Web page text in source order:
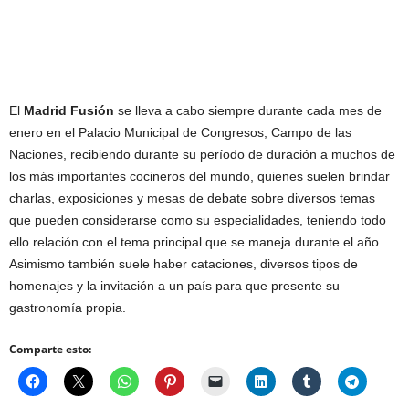
El Madrid Fusión se lleva a cabo siempre durante cada mes de
enero en el Palacio Municipal de Congresos, Campo de las
Naciones, recibiendo durante su período de duración a muchos de
los más importantes cocineros del mundo, quienes suelen brindar
charlas, exposiciones y mesas de debate sobre diversos temas
que pueden considerarse como su especialidades, teniendo todo
ello relación con el tema principal que se maneja durante el año.
Asimismo también suele haber cataciones, diversos tipos de
homenajes y la invitación a un país para que presente su
gastronomía propia.
Comparte esto: